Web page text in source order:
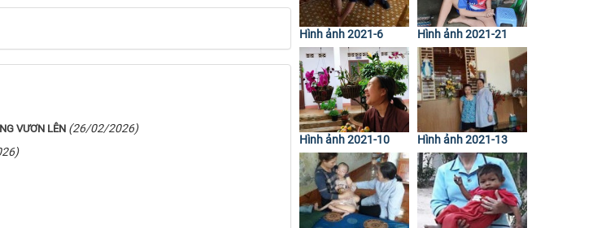
VƯƠN LÊN (26/02/2026)
Hình ảnh 2021-6 Hình ảnh 2021-21
Hình ảnh 2021-10 Hình ảnh 2021-13